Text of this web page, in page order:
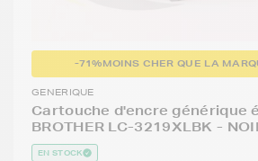
-71%MOINS CHER QUE LA
GENERIQUE
Cartouche d'encre générique
BROTHER LC-3219XLBK -
EN STOCK